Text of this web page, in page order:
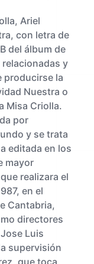
Ariel
con letra de
del álbum de
y
producirse la
Nuestra o
Misa Criolla.
por
y se trata
editada en los
mayor
realizara el
en el
Cantabria,
directores
Luis
supervisión
que toca